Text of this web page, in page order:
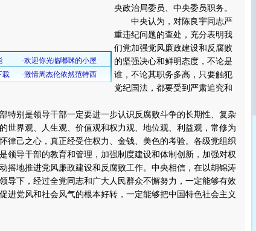
央政治局委员、中央委员职务。
中央认为，对陈良宇同志严
重违纪问题的查处，充分表明我
们党加强党风廉政建设和反腐败
的坚强决心和鲜明态度，不论是
谁，不论其职务多高，只要触犯
党纪国法，都要受到严肃追究和
别是领导干部一定要进一步认识反腐败斗争的长期性、复杂
世界观、人生观、价值观和权力观、地位观、利益观，常修为
律己之心，真正经受住权力、金钱、美色的考验。各级党组织
领导干部的教育和管理，加强制度建设和体制创新，加强对权
摇地推进党风廉政建设和反腐败工作。中央相信，在以胡锦涛
导下，经过全党同志和广大人民群众不懈努力，一定能够有效
进党风和社会风气的根本好转，一定能够把中国特色社会主义